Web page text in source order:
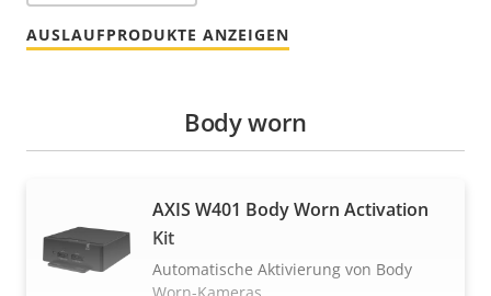
AUSLAUFPRODUKTE ANZEIGEN
Body worn
AXIS W401 Body Worn Activation
Kit
Automatische Aktivierung von Body